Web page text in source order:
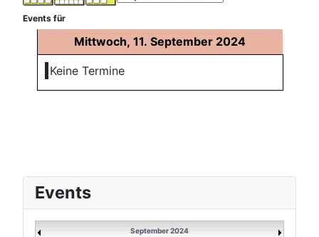
Events
September 2024
Events für
Mittwoch, 11. September 2024
Keine Termine